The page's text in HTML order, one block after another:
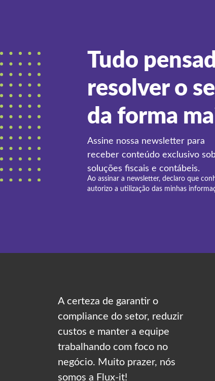
Tudo
resolver o
da forma
Assine nossa newsletter para
receber conteúdo exclusivo
soluções fiscais e contábeis.
Ao assinar a newsletter, declaro que
autorizo a utilização das minhas
A certeza de garantir o
compliance do setor, reduzir
custos e manter a equipe
trabalhando com foco no
negócio. Muito prazer, nós
somos a Flux-it!